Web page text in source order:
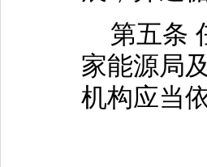
第五条
家能源局
机构应当